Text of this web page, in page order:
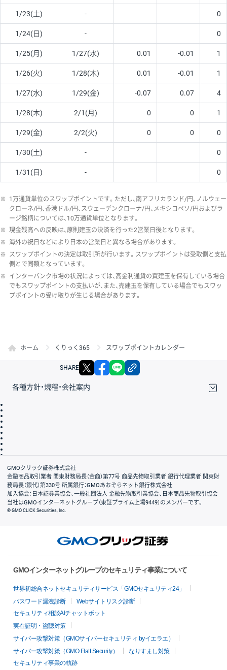
1/23(土) - 0
1/24(日) - 0
1/25(月) 1/27(水) 0.01 -0.01 1
1/26(火) 1/28(木) 0.01 -0.01 1
1/27(水) 1/29(金) -0.07 0.07 4
1/28(木) 2/1(月) 0 0 1
1/29(金) 2/2(火) 0 0 0
1/30(土) - 0
1/31(日) - 0
※ 1万通貨単位のスワップポイントです。ただし、南アフリカランド/円、ノルウェー
クローネ/円、香港ドル/円、スウェーデンクローナ/円、メキシコペソ/円およびラ
ージ銘柄については、10万通貨単位となります。
※ 現金残高への反映は、原則建玉の決済を行った2営業日後となります。
※ 海外の祝日などにより日本の営業日と異なる場合があります。
※ スワップポイントの決定は取引所が行います。スワップポイントは受取側と支払
側とで同額となっています。
※ インターバンク市場の状況によっては、高金利通貨の買建玉を保有している場合
でもスワップポイントの支払いが、また、売建玉を保有している場合でもスワッ
プポイントの受け取りが生じる場合があります。
ホーム くりっく365 スワップポイントカレンダー
SHARE X facebook
各種方針・規程・会社案内
会社案内
GMOクリック証券株式会社
金融商品取引業者 関東財務局長（金商）第77号 商品先物取引業者 銀行代理業者 関東財
務局長（銀代）第330号 所属銀行：GMOあおぞらネット銀行株式会社
加入協会：日本証券業協会、一般社団法人 金融先物取引業協会、日本商品先物取引協会
当社はGMOインターネットグループ（東証プライム上場9449）のメンバーです。
© GMO CLICK Securities, Inc.
GMOインターネットグループのセキュリティ事業について
世界初総合ネットセキュリティサービス「GMOセキュリティ24」
パスワード漏洩診断
Webサイトリスク診断
セキュリティ相談AIチャットボット
実在証明・盗聴対策
サイバー攻撃対策（GMOサイバーセキュリティ byイエラエ）
サイバー攻撃対策（GMO Flatt Security）
なりすまし対策
セキュリティ事業の軌跡